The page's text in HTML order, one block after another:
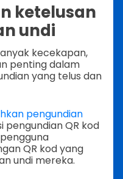
ketelusan
undi
kecekapan,
penting dalam
yang telus dan
pengundian
pengundian QR kod
QR kod yang
undi mereka.